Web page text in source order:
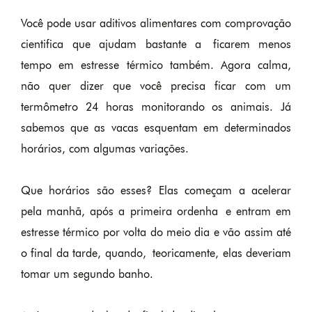
Você pode usar aditivos alimentares com comprovação
cientifica que ajudam bastante a ficarem menos
tempo em estresse térmico também. Agora calma,
não quer dizer que você precisa ficar com um
termômetro 24 horas monitorando os animais. Já
sabemos que as vacas esquentam em determinados
horários, com algumas variações.
Que horários são esses? Elas começam a acelerar
pela manhã, após a primeira ordenha e entram em
estresse térmico por volta do meio dia e vão assim até
o final da tarde, quando, teoricamente, elas deveriam
tomar um segundo banho.